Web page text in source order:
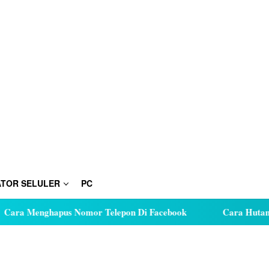
SELULER PC
Nomor Telepon Di Facebook Cara Hutang Kuota di